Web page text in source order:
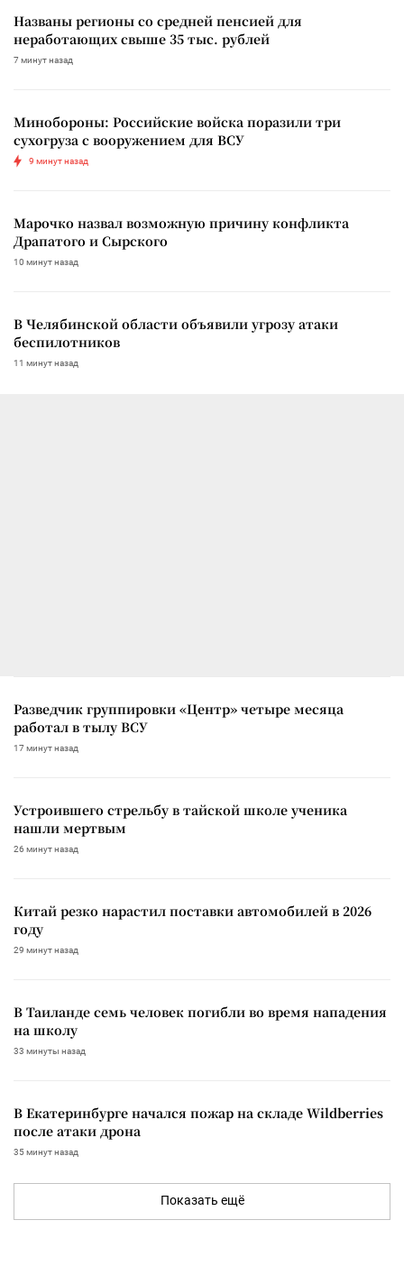
Названы регионы со средней пенсией для
неработающих свыше 35 тыс. рублей
7 минут назад
Минобороны: Российские войска поразили три
сухогруза с вооружением для ВСУ
9 минут назад
Марочко назвал возможную причину конфликта
Драпатого и Сырского
10 минут назад
В Челябинской области объявили угрозу атаки
беспилотников
11 минут назад
Разведчик группировки «Центр» четыре месяца
работал в тылу ВСУ
17 минут назад
Устроившего стрельбу в тайской школе ученика
нашли мертвым
26 минут назад
Китай резко нарастил поставки автомобилей в 2026
году
29 минут назад
В Таиланде семь человек погибли во время нападения
на школу
33 минуты назад
В Екатеринбурге начался пожар на складе Wildberries
после атаки дрона
35 минут назад
Показать ещё